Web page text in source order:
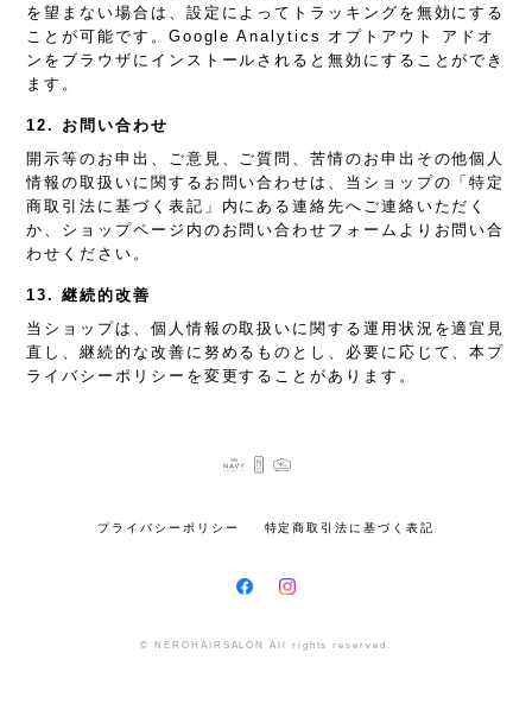
を望まない場合は、設定によってトラッキングを無効にする
ことが可能です。Google Analytics オプトアウト アドオ
ンをブラウザにインストールされると無効にすることができ
ます。
12. お問い合わせ
開示等のお申出、ご意見、ご質問、苦情のお申出その他個人
情報の取扱いに関するお問い合わせは、当ショップの「特定
商取引法に基づく表記」内にある連絡先へご連絡いただく
か、ショップページ内のお問い合わせフォームよりお問い合
わせください。
13. 継続的改善
当ショップは、個人情報の取扱いに関する運用状況を適宜見
直し、継続的な改善に努めるものとし、必要に応じて、本プ
ライバシーポリシーを変更することがあります。
プライバシーポリシー 特定商取引法に基づく表記
© NEROHAIRSALON All rights reserved.